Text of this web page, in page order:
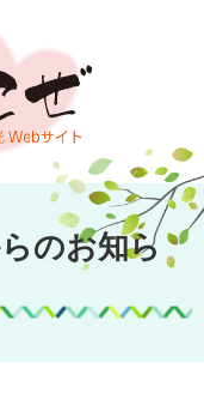
デン
のお知ら